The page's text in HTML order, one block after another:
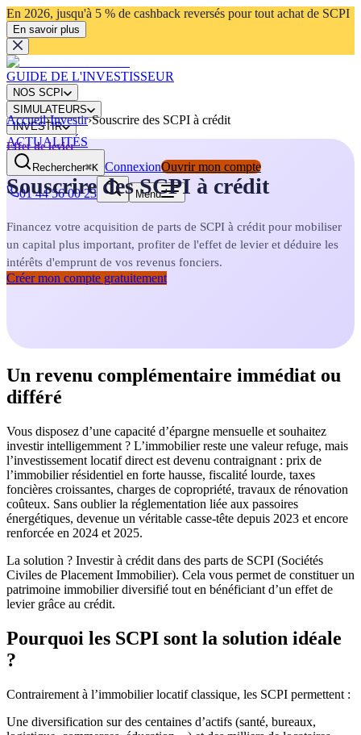
En 2026, jusqu'à 5 % de cashback reversés pour tout achat de SCPI
En savoir plus
GUIDE DE L'INVESTISSEUR
NOS SCPI
SIMULATEURS
INVESTIR
ACTUALITÉS
Rechercher⌘K ConnexionOuvrir mon compte
01 44 56 00 23
Menu
Accueil›Investir›Souscrire des SCPI à crédit
Effet de levier
Souscrire des SCPI à crédit
Financez votre acquisition de parts de SCPI à crédit pour mobiliser
un capital plus important, profiter de l'effet de levier et déduire les
intérêts d'emprunt de vos revenus fonciers.
Créer mon compte gratuitement
Un revenu complémentaire immédiat ou
différé
Vous disposez d’une capacité d’épargne mensuelle et souhaitez
investir intelligemment ? L’immobilier reste une valeur refuge, mais
l’investissement locatif direct est devenu contraignant : prix de
l’immobilier résidentiel en forte hausse, fiscalité lourde, taxes
foncières croissantes, charges de copropriété, travaux de rénovation
coûteux. Sans oublier la réglementation liée aux passoires
énergétiques, devenue un véritable casse-tête depuis 2023 et encore
renforcée en 2024 et 2025.
La solution ? Investir à crédit dans des parts de SCPI (Sociétés
Civiles de Placement Immobilier). Cela vous permet de constituer un
patrimoine immobilier diversifié tout en bénéficiant d’un effet de
levier grâce au crédit.
Pourquoi les SCPI sont la solution idéale
?
Contrairement à l’immobilier locatif classique, les SCPI permettent :
Une diversification sur des centaines d’actifs (santé, bureaux,